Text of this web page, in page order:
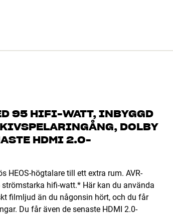
95 HIFI-WATT, INBYGGD
DOLBY
HDMI 2.0-
HEOS-högtalare till ett extra rum. AVR-
hifi-watt.* Här kan du använda
filmljud än du någonsin hört, och du får
Du får även de senaste HDMI 2.0-